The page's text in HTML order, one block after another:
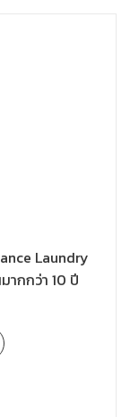
Laundry
ากกว่า 10 ปี